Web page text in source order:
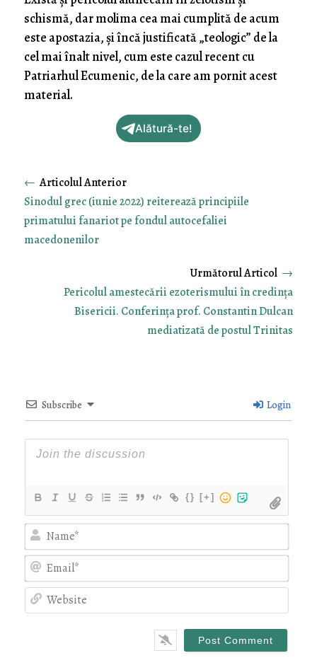
schismă, dar molima cea mai cumplită de acum
este apostazia, și încă justificată „teologic” de la
cel mai înalt nivel, cum este cazul recent cu
Patriarhul Ecumenic, de la care am pornit acest
material.
Alătură-te!
←
Sinodul grec (iunie 2022) reiterează principiile
primatului fanariot pe fondul autocefaliei
macedonenilor
Pericolul amestecării ezoterismului în credința
Bisericii. Conferința prof. Constantin Dulcan
mediatizată de postul Trinitas
→
Subscribe Login
{} [+]